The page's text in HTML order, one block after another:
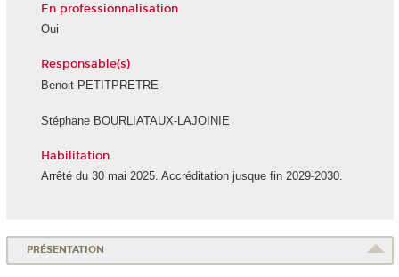
En professionnalisation
Oui
Responsable(s)
Benoit PETITPRETRE
Stéphane BOURLIATAUX-LAJOINIE
Habilitation
Arrêté du 30 mai 2025. Accréditation jusque fin 2029-2030.
PRÉSENTATION